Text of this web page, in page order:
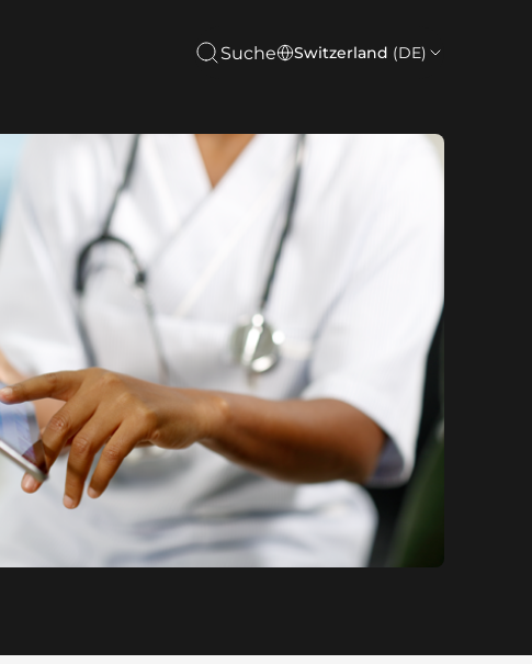
Suche Switzerland (DE)